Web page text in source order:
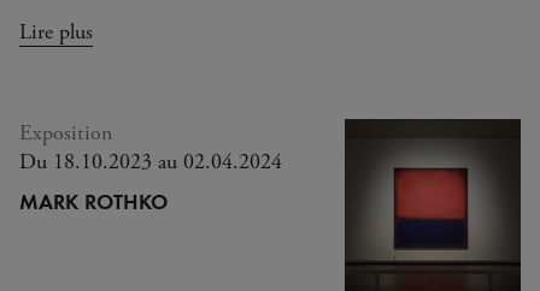
Lire plus
Lire plus
MARK ROTHKO
Exposition
Du 18.10.2023 au 02.04.2024